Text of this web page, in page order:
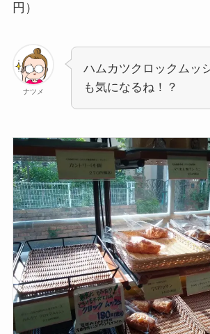
円）
ナツメ
ハムカツクロックムッ
も気になるね！？